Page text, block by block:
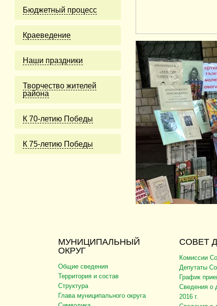
Бюджетный процесс
Краеведение
Наши праздники
Творчество жителей
района
К 70-летию Победы
К 75-летию Победы
МУНИЦИПАЛЬНЫЙ
ОКРУГ
Общие сведения
Территория и состав
Структура
Глава муниципального округа
СОВЕТ
Комиссии
Депутаты
График
Сведения о
2016 г.